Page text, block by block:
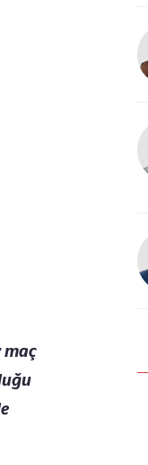
maç